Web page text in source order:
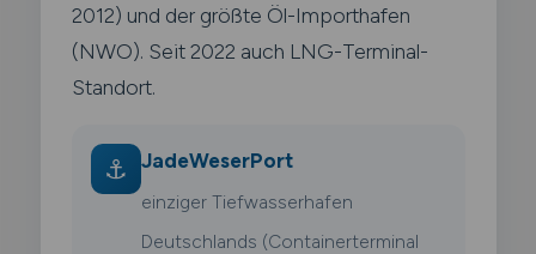
2012) und der größte Öl-Importhafen
(NWO). Seit 2022 auch LNG-Terminal-
Standort.
⚓ JadeWeserPort
einziger Tiefwasserhafen
Deutschlands (Containerterminal